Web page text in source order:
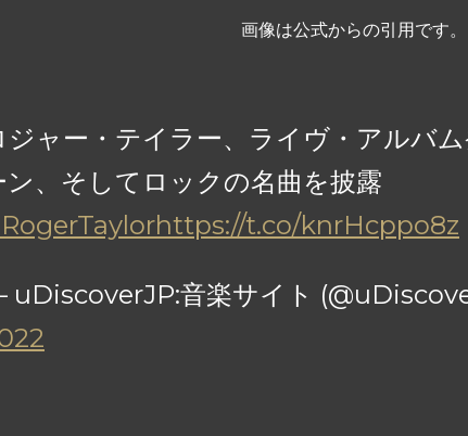
画像は公式からの引用です。
ジャー・テイラー、ライヴ・アルバ
ン、そしてロックの名曲を披露
https://t.co/knrHcppo8z
音楽サイト